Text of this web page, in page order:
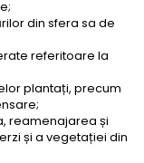
din sfera sa de
referitoare la
plantați, precum
reamenajarea și
și a vegetației din